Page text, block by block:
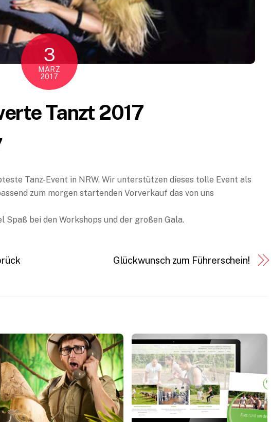
3
MÄRZ
2017
Tanzt 2017
Tanz-Event in NRW. Wir unterstützen dieses tolle Event als
zum morgen startenden Vorverkauf das von uns
Spaß bei den Workshops und der großen Gala.
Glückwunsch zum Führerschein!